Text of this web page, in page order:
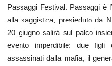
Passaggi Festival. Passaggi è
alla saggistica, presieduto da
20 giugno salirà sul palco
evento imperdibile: due
assassinati dalla mafia, il